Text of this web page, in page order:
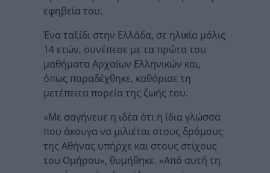
εφηβεία του.
Ένα ταξίδι στην Ελλάδα, σε ηλικία μόλις
14 ετών, συνέπεσε με τα πρώτα του
μαθήματα Αρχαίων Ελληνικών και,
όπως παραδέχθηκε, καθόρισε τη
μετέπειτα πορεία της ζωής του.
«Με σαγήνευε η ιδέα ότι η ίδια γλώσσα
που άκουγα να μιλιέται στους δρόμους
της Αθήνας υπήρχε και στους στίχους
του Ομήρου», θυμήθηκε. «Από αυτή τη